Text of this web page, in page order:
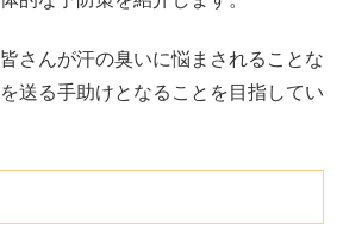
さんが汗の臭いに悩まされることな
送る手助けとなることを目指してい